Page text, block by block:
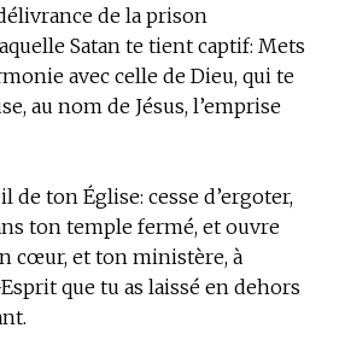
de la prison
Satan te tient captif: Mets
avec celle de Dieu, qui te
au nom de Jésus, l’emprise
de ton Église: cesse d’ergoter,
ton temple fermé, et ouvre
cœur, et ton ministère, à
que tu as laissé en dehors